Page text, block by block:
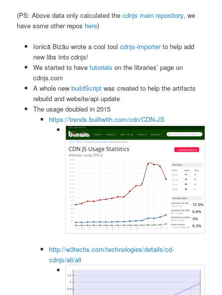
(PS: Above data only calculated thecdnjs main repository, we
have some other repos here)
Ionică Bizău wrote a cool tool cdnjs-importerto help add
new libs into cdnjs!
We started to have tutorials on the libraries’ page on
cdnjs.com
A whole new buildScriptwas created to help the artifacts
rebuild and website/api update
The usage doubled in 2015
https://trends.builtwith.com/cdn/CDN-JS
http://w3techs.com/technologies/details/cd-
cdnjs/all/all